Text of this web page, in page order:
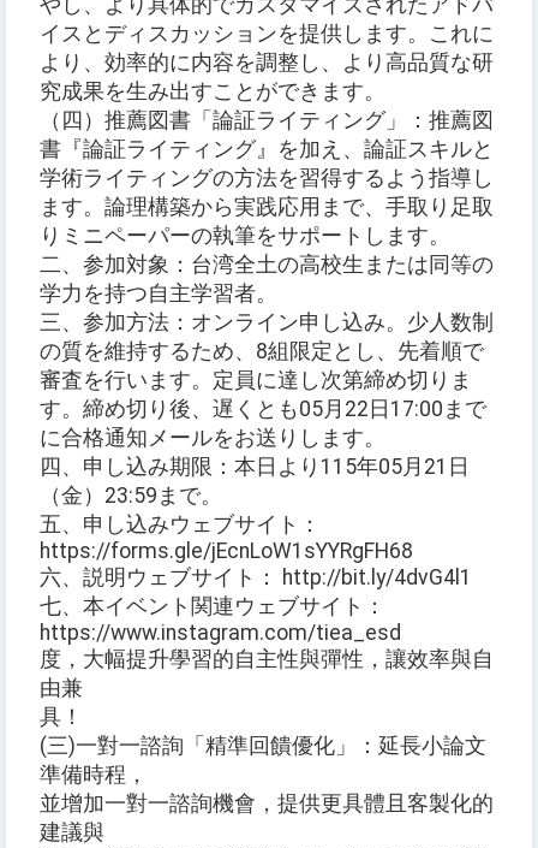
やし、より具体的でカスタマイズされたアドバ
イスとディスカッションを提供します。これに
より、効率的に内容を調整し、より高品質な研
究成果を生み出すことができます。
（四）推薦図書「論証ライティング」：推薦図
書『論証ライティング』を加え、論証スキルと
学術ライティングの方法を習得するよう指導し
ます。論理構築から実践応用まで、手取り足取
りミニペーパーの執筆をサポートします。
二、参加対象：台湾全土の高校生または同等の
学力を持つ自主学習者。
三、参加方法：オンライン申し込み。少人数制
の質を維持するため、8組限定とし、先着順で
審査を行います。定員に達し次第締め切りま
す。締め切り後、遅くとも05月22日17:00まで
に合格通知メールをお送りします。
四、申し込み期限：本日より115年05月21日
（金）23:59まで。
五、申し込みウェブサイト：
https://forms.gle/jEcnLoW1sYYRgFH68
六、説明ウェブサイト： http://bit.ly/4dvG4l1
七、本イベント関連ウェブサイト：
https://www.instagram.com/tiea_esd
度，大幅提升學習的自主性與彈性，讓效率與自
由兼
具！
(三)一對一諮詢「精準回饋優化」：延長小論文
準備時程，
並增加一對一諮詢機會，提供更具體且客製化的
建議與